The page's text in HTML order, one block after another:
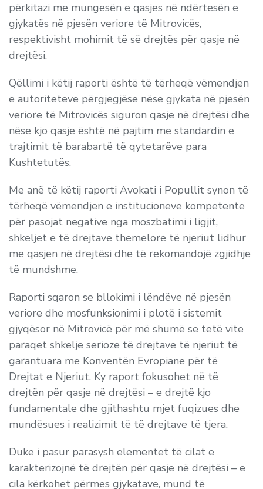
përkitazi me mungesën e qasjes në ndërtesën e
gjykatës në pjesën veriore të Mitrovicës,
respektivisht mohimit të së drejtës për qasje në
drejtësi.
Qëllimi i këtij raporti është të tërheqë vëmendjen
e autoriteteve përgjegjëse nëse gjykata në pjesën
veriore të Mitrovicës siguron qasje në drejtësi dhe
nëse kjo qasje është në pajtim me standardin e
trajtimit të barabartë të qytetarëve para
Kushtetutës.
Me anë të këtij raporti Avokati i Popullit synon të
tërheqë vëmendjen e institucioneve kompetente
për pasojat negative nga moszbatimi i ligjit,
shkeljet e të drejtave themelore të njeriut lidhur
me qasjen në drejtësi dhe të rekomandojë zgjidhje
të mundshme.
Raporti sqaron se bllokimi i lëndëve në pjesën
veriore dhe mosfunksionimi i plotë i sistemit
gjyqësor në Mitrovicë për më shumë se tetë vite
paraqet shkelje serioze të drejtave të njeriut të
garantuara me Konventën Evropiane për të
Drejtat e Njeriut. Ky raport fokusohet në të
drejtën për qasje në drejtësi – e drejtë kjo
fundamentale dhe gjithashtu mjet fuqizues dhe
mundësues i realizimit të të drejtave të tjera.
Duke i pasur parasysh elementet të cilat e
karakterizojnë të drejtën për qasje në drejtësi – e
cila kërkohet përmes gjykatave, mund të